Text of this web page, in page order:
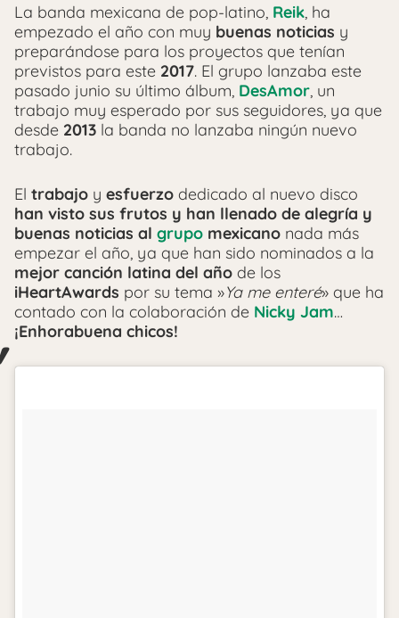
La banda mexicana de pop-latino, Reik, ha
empezado el año con muy buenas noticias y
preparándose para los proyectos que tenían
previstos para este 2017. El grupo lanzaba este
pasado junio su último álbum, DesAmor, un
trabajo muy esperado por sus seguidores, ya que
desde 2013 la banda no lanzaba ningún nuevo
trabajo.
El trabajo y esfuerzo dedicado al nuevo disco
han visto sus frutos y han llenado de alegría y
buenas noticias al grupo mexicano nada más
empezar el año, ya que han sido nominados a la
mejor canción latina del año de los
iHeartAwards por su tema »Ya me enteré» que ha
contado con la colaboración de Nicky Jam…
¡Enhorabuena chicos!